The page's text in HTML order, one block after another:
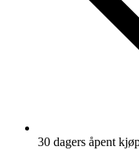
30 dagers åpent